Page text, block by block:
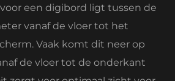
een digibord ligt tussen de
vanaf de vloer tot het
Vaak komt dit neer op
de vloer tot de onderkant